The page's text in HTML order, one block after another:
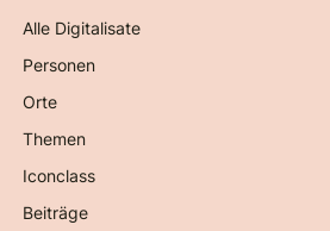
Alle Digitalisate
Personen
Orte
Themen
Iconclass
Beiträge